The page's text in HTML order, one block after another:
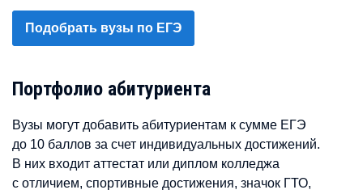
Подобрать вузы по ЕГЭ
Портфолио абитуриента
Вузы могут добавить абитуриентам к сумме ЕГЭ
до 10 баллов за счет индивидуальных достижений.
В них входит аттестат или диплом колледжа
с отличием, спортивные достижения, значок ГТО,